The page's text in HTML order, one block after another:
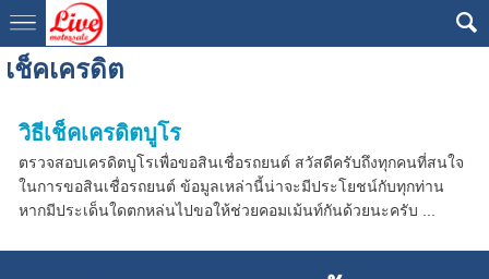
เช็คเครดิต
วิธีเช็คเครดิตบูโร
ตรวจสอบเครดิตบูโรเพื่อขอสินเชื่อรถยนต์ สวัสดีครับถึงทุกคนที่สนใจ
ในการขอสินเชื่อรถยนต์ ข้อมูลเหล่านี้น่าจะมีประโยชน์กับทุกท่าน
หากมีประเด็นใดตกหล่นไปขอให้ช่วยคอมเม้นท์กันด้วยนะครับ ...